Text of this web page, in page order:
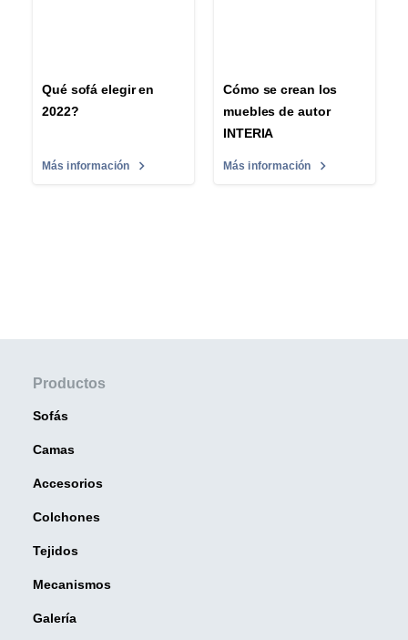
Qué sofá elegir en
2022?
Más información
Cómo se crean los
muebles de autor
INTERIA
Más información
Productos
Sofás
Camas
Accesorios
Colchones
Tejidos
Mecanismos
Galería